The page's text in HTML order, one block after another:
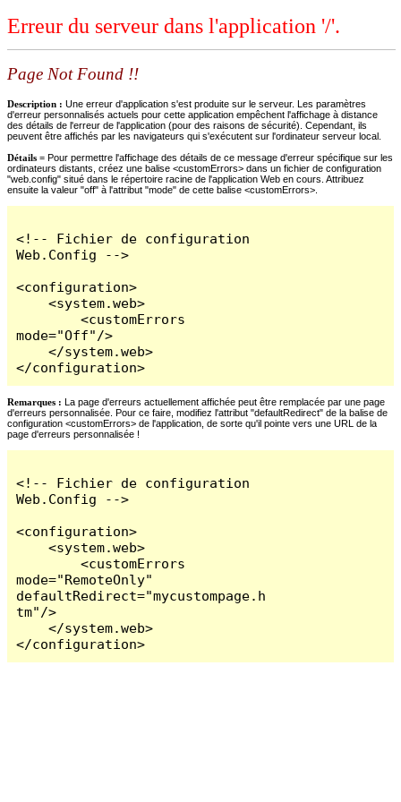
Erreur du serveur dans l'application '/'.
Page Not Found !!
Description : Une erreur d'application s'est produite sur le serveur. Les paramètres
d'erreur personnalisés actuels pour cette application empêchent l'affichage à distance
des détails de l'erreur de l'application (pour des raisons de sécurité). Cependant, ils
peuvent être affichés par les navigateurs qui s'exécutent sur l'ordinateur serveur local.
Détails = Pour permettre l'affichage des détails de ce message d'erreur spécifique sur les
ordinateurs distants, créez une balise <customErrors> dans un fichier de configuration
"web.config" situé dans le répertoire racine de l'application Web en cours. Attribuez
ensuite la valeur "off" à l'attribut "mode" de cette balise <customErrors>.
<!-- Fichier de configuration
Web.Config -->
<configuration>
    <system.web>
        <customErrors
mode="Off"/>
    </system.web>
</configuration>
Remarques : La page d'erreurs actuellement affichée peut être remplacée par une page
d'erreurs personnalisée. Pour ce faire, modifiez l'attribut "defaultRedirect" de la balise de
configuration <customErrors> de l'application, de sorte qu'il pointe vers une URL de la
page d'erreurs personnalisée !
<!-- Fichier de configuration
Web.Config -->
<configuration>
    <system.web>
        <customErrors
mode="RemoteOnly"
defaultRedirect="mycustompage.h
tm"/>
    </system.web>
</configuration>